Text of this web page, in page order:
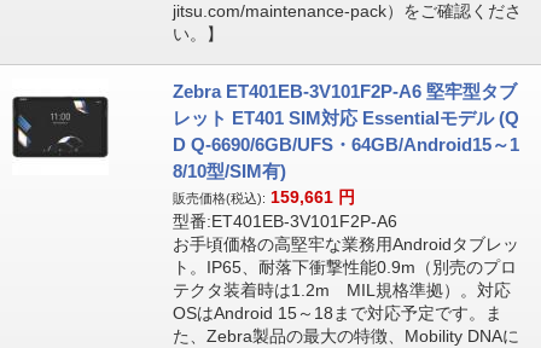
jitsu.com/maintenance-pack）をご確認くださ
い。】
Zebra ET401EB-3V101F2P-A6 堅牢型タブ
レット ET401 SIM対応 Essentialモデル (Q
D Q-6690/6GB/UFS・64GB/Android15～1
8/10型/SIM有)
販売価格(税込): 159,661 円
型番:ET401EB-3V101F2P-A6
お手頃価格の高堅牢な業務用Androidタブレッ
ト。IP65、耐落下衝撃性能0.9m（別売のプロ
テクタ装着時は1.2m MIL規格準拠）。対応
OSはAndroid 15～18まで対応予定です。ま
た、Zebra製品の最大の特徴、Mobility DNAに